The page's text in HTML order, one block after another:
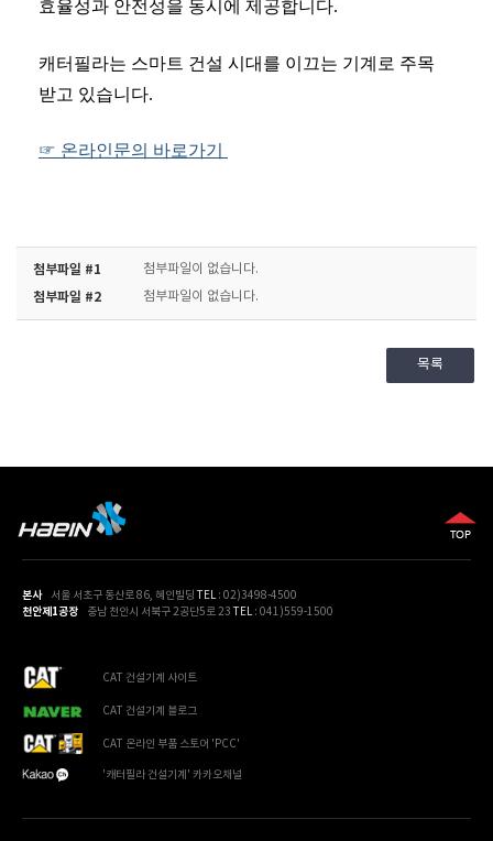
효율성과 안전성을 동시에 제공합니다.
캐터필라는 스마트 건설 시대를 이끄는 기계로 주목
받고 있습니다.
☞ 온라인문의 바로가기
첨부파일 #1 첨부파일이 없습니다.
첨부파일 #2 첨부파일이 없습니다.
목록
본사 서울 서초구 동산로 86, 혜인빌딩 TEL: 02)3498-4500
천안제1공장
충남 천안시 서북구 2공단5로 23 TEL: 041)559-1500
CAT 건설기계 사이트
CAT 건설기계 블로그
CAT 온라인 부품 스토어 'PCC'
'캐터필라 건설기계' 카카오채널